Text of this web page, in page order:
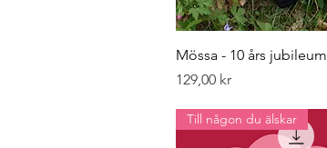
Snabbvisning
Mössa - 10 års jubileum
Pris
129,00 kr
Till någon du älskar